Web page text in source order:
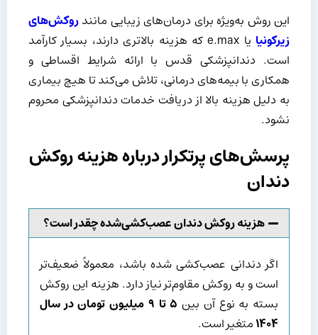
این روش به‌ویژه برای درمان‌های زیبایی مانندروکش‌های
زیرکونیا
یا e.max که هزینه بالاتری دارند، بسیار کارآمد
است. دندانپزشکی قدس با ارائه شرایط اقساطی و
همکاری با بیمه‌های درمانی، تلاش می‌کند تا هیچ بیماری
به دلیل هزینه بالا از دریافت خدمات دندانپزشکی محروم
نشود.
پرسش‌های پرتکرار درباره هزینه روکش
دندان
هزینه روکش دندان عصب‌کشی‌شده چقدر است؟
اگر دندانی عصب‌کشی شده باشد، معمولاً ضعیف‌تر
است و به روکش مقاوم‌تر نیاز دارد. هزینه این روکش
بسته به نوع آن بین ۵ تا ۹ میلیون توماندر سال
۱۴۰۴متغیر است.